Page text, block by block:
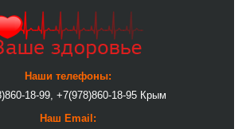
Наши телефоны:
18-99, +7(978)860-18-95 Крым
Наш Email: